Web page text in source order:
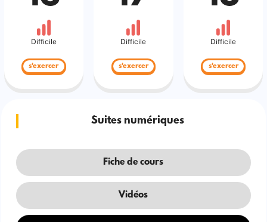
Difficile
s'exercer
Difficile
s'exercer
Difficile
s'exercer
Suites numériques
Fiche de cours
Vidéos